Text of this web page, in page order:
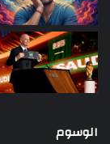
الوسوم